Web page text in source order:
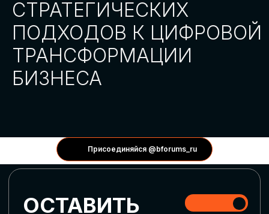
Присоединяйся @bforums_ru
АККРЕДИТАЦИЯ СМИ
ГЛОБАЛЬНАЯ
ЦИФРОВИЗАЦИЯ
актуальных трендов глобальной цифровой
трансформации. Узнаем о новых подходах